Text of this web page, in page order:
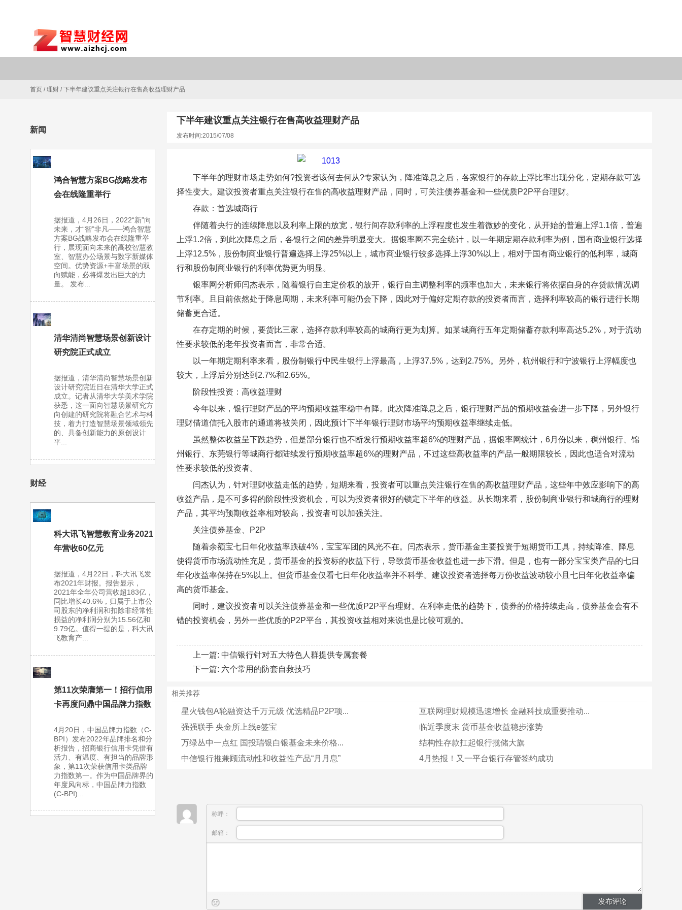
首页 /理财 /下半年建议重点关注银行在售高收益理财产品
新闻
鸿合智慧方案BG战略发布
会在线隆重举行
据报道，4月26日，2022“新”向
未来，才“智”非凡——鸿合智慧
方案BG战略发布会在线隆重举
行，展现面向未来的高校智慧教
室、智慧办公场景与数字新媒体
空间。优势资源+丰富场景的双
向赋能，必将爆发出巨大的力
量。 发布...
清华清尚智慧场景创新设计
研究院正式成立
据报道，清华清尚智慧场景创新
设计研究院近日在清华大学正式
成立。记者从清华大学美术学院
获悉，这一面向智慧场景研究方
向创建的研究院将融合艺术与科
技，着力打造智慧场景领域领先
的、具备创新能力的原创设计
平...
财经
科大讯飞智慧教育业务2021
年营收60亿元
据报道，4月22日，科大讯飞发
布2021年财报。报告显示，
2021年全年公司营收超183亿，
同比增长40.6%，归属于上市公
司股东的净利润和扣除非经常性
损益的净利润分别为15.56亿和
9.79亿。值得一提的是，科大讯
飞教育产...
第11次荣膺第一！招行信用
卡再度问鼎中国品牌力指数
4月20日，中国品牌力指数（C-
BPI）发布2022年品牌排名和分
析报告，招商银行信用卡凭借有
活力、有温度、有担当的品牌形
象，第11次荣获信用卡类品牌
力指数第一。作为中国品牌界的
年度风向标，中国品牌力指数
(C-BPI)...
下半年建议重点关注银行在售高收益理财产品
发布时间:2015/07/08
下半年的理财市场走势如何?投资者该何去何从?专家认为，降准降息之后，各家银行的存款上浮比率出现分化，定期存款可选
择性变大。建议投资者重点关注银行在售的高收益理财产品，同时，可关注债券基金和一些优质P2P平台理财。
存款：首选城商行
伴随着央行的连续降息以及利率上限的放宽，银行间存款利率的上浮程度也发生着微妙的变化，从开始的普遍上浮1.1倍，普遍
上浮1.2倍，到此次降息之后，各银行之间的差异明显变大。据银率网不完全统计，以一年期定期存款利率为例，国有商业银行选择
上浮12.5%，股份制商业银行普遍选择上浮25%以上，城市商业银行较多选择上浮30%以上，相对于国有商业银行的低利率，城商
行和股份制商业银行的利率优势更为明显。
银率网分析师闫杰表示，随着银行自主定价权的放开，银行自主调整利率的频率也加大，未来银行将依据自身的存贷款情况调
节利率。且目前依然处于降息周期，未来利率可能仍会下降，因此对于偏好定期存款的投资者而言，选择利率较高的银行进行长期
储蓄更合适。
在存定期的时候，要货比三家，选择存款利率较高的城商行更为划算。如某城商行五年定期储蓄存款利率高达5.2%，对于流动
性要求较低的老年投资者而言，非常合适。
以一年期定期利率来看，股份制银行中民生银行上浮最高，上浮37.5%，达到2.75%。另外，杭州银行和宁波银行上浮幅度也
较大，上浮后分别达到2.7%和2.65%。
阶段性投资：高收益理财
今年以来，银行理财产品的平均预期收益率稳中有降。此次降准降息之后，银行理财产品的预期收益会进一步下降，另外银行
理财借道信托入股市的通道将被关闭，因此预计下半年银行理财市场平均预期收益率继续走低。
虽然整体收益呈下跌趋势，但是部分银行也不断发行预期收益率超6%的理财产品，据银率网统计，6月份以来，稠州银行、锦
州银行、东莞银行等城商行都陆续发行预期收益率超6%的理财产品，不过这些高收益率的产品一般期限较长，因此也适合对流动
性要求较低的投资者。
闫杰认为，针对理财收益走低的趋势，短期来看，投资者可以重点关注银行在售的高收益理财产品，这些年中效应影响下的高
收益产品，是不可多得的阶段性投资机会，可以为投资者很好的锁定下半年的收益。从长期来看，股份制商业银行和城商行的理财
产品，其平均预期收益率相对较高，投资者可以加强关注。
关注债券基金、P2P
随着余额宝七日年化收益率跌破4%，宝宝军团的风光不在。闫杰表示，货币基金主要投资于短期货币工具，持续降准、降息
使得货币市场流动性充足，货币基金的投资标的收益下行，导致货币基金收益也进一步下滑。但是，也有一部分宝宝类产品的七日
年化收益率保持在5%以上。但货币基金仅看七日年化收益率并不科学。建议投资者选择每万份收益波动较小且七日年化收益率偏
高的货币基金。
同时，建议投资者可以关注债券基金和一些优质P2P平台理财。在利率走低的趋势下，债券的价格持续走高，债券基金会有不
错的投资机会，另外一些优质的P2P平台，其投资收益相对来说也是比较可观的。
上一篇: 中信银行针对五大特色人群提供专属套餐
下一篇: 六个常用的防套自救技巧
相关推荐
星火钱包A轮融资达千万元级 优选精品P2P项...
互联网理财规模迅速增长 金融科技成重要推动...
强强联手 央金所上线e签宝
临近季度末 货币基金收益稳步涨势
万绿丛中一点红 国投瑞银白银基金未来价格...
结构性存款扛起银行揽储大旗
中信银行推兼顾流动性和收益性产品“月月息”
4月热报！又一平台银行存管签约成功
称呼：
邮箱：